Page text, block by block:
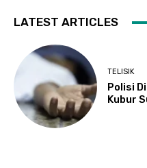
LATEST ARTICLES
TELISIK
Polisi
Kubur